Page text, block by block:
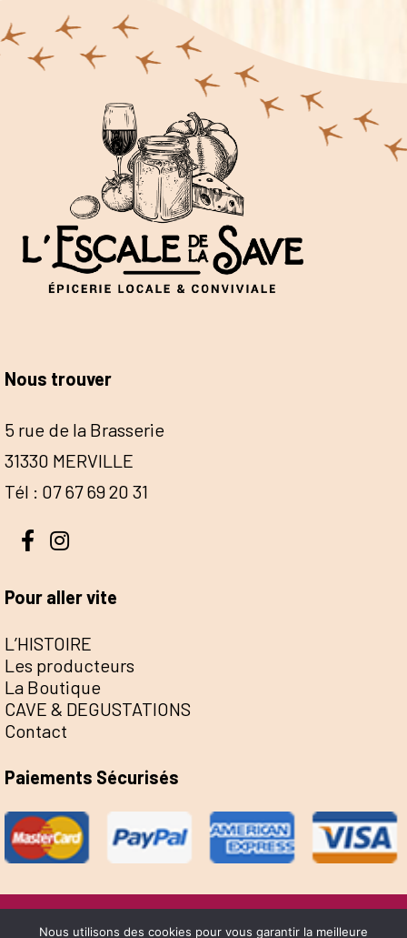
Nous trouver
5 rue de la Brasserie
31330 MERVILLE
Tél : 07 67 69 20 31
Pour aller vite
L’HISTOIRE
Les producteurs
La Boutique
CAVE & DEGUSTATIONS
Contact
Paiements Sécurisés
@Escale de la Save 2022 - Réalisation Sophie
Nous utilisons des cookies pour vous garantir la meilleure